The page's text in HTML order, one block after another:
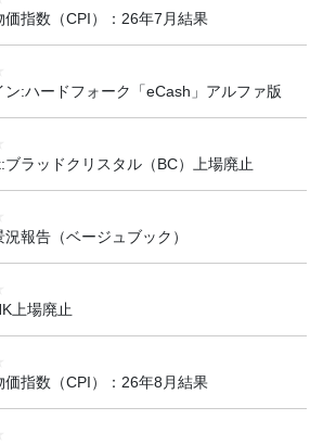
価指数（CPI）：26年7月結果
ン:ハードフォーク「eCash」アルファ版
ブラッドクリスタル（BC）上場廃止
報告（ベージュブック）
上場廃止
価指数（CPI）：26年8月結果